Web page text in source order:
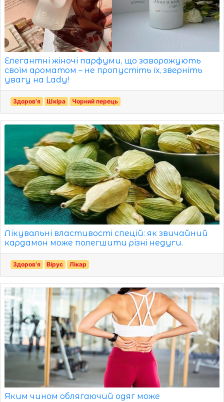
Елегантні жіночі парфуми, що заворожують
своїм ароматом – не пропустіть їх, зверніть
увагу на Lady!
Здоров'я Шкіра Чорний перець
Лікувальні властивості спецій: як звичайний
кардамон може полегшити різні недуги.
Здоров'я Вірус Лікар
Яким чином облягаючий одяг може